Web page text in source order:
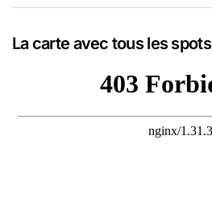
La carte avec tous les spots